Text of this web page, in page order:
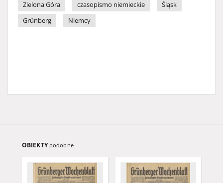
Zielona Góra
czasopismo niemieckie
Śląsk
Grünberg
Niemcy
OBIEKTY podobne